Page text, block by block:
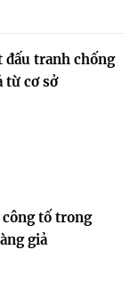
đấu tranh chống
từ cơ sở
tố trong
giả